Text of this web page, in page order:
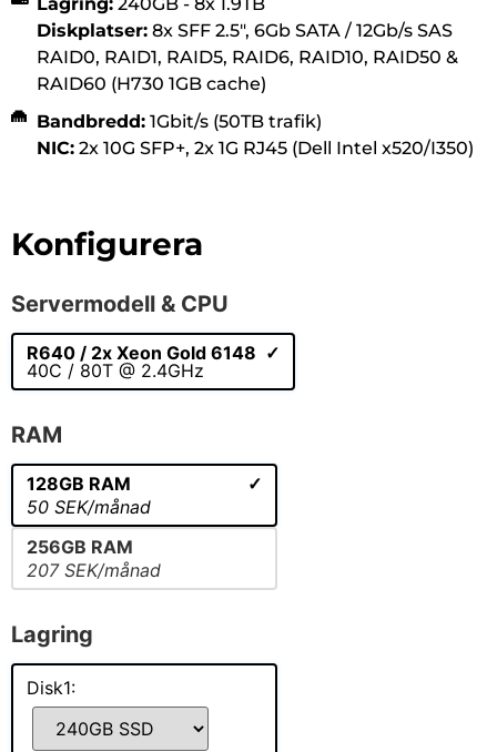
Diskplatser:8x SFF 2.5", 6Gb SATA / 12Gb/s SAS
RAID0, RAID1, RAID5, RAID6, RAID10, RAID50 &
RAID60 (H730 1GB cache)
Bandbredd:1Gbit/s (50TB trafik)
NIC:2x 10G SFP+, 2x 1G RJ45 (Dell Intel x520/I350)
Konfigurera
Servermodell & CPU
R640 / 2x Xeon Gold 6148
40C / 80T @ 2.4GHz
RAM
128GB RAM
50 SEK/månad
256GB RAM
207 SEK/månad
Lagring
Disk1: